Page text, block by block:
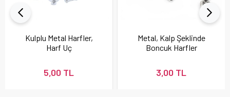
Kulplu Metal Harfler,
Harf Uç
5,00 TL
Metal, Kalp Şeklinde
Boncuk Harfler
3,00 TL